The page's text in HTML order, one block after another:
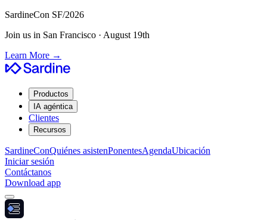
SardineCon SF/2026
Join us in San Francisco · August 19th
Learn More →
Productos
IA agéntica
Clientes
Recursos
SardineConQuiénes asistenPonentesAgendaUbicación
Iniciar sesión
Contáctanos
Download app